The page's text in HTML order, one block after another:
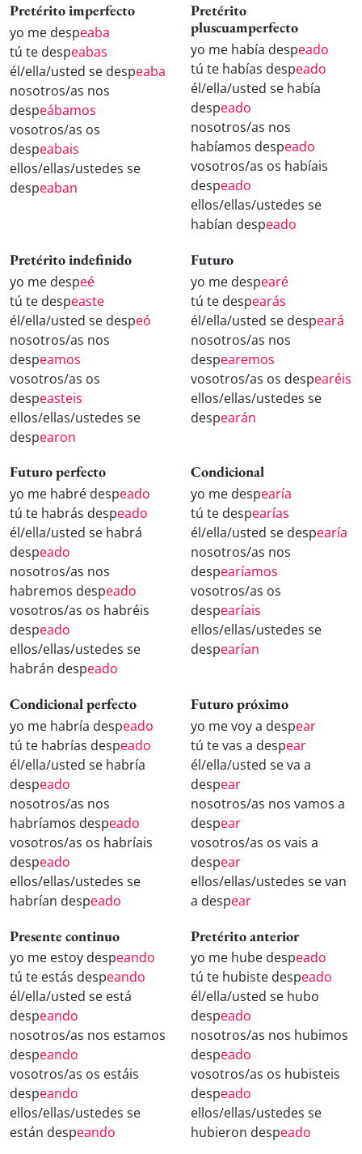
Pretérito imperfecto
yo me despeaba
tú te despeabas
él/ella/usted se despeaba
nosotros/as nos
despeábamos
vosotros/as os
despeabais
ellos/ellas/ustedes se
despeaban
Pretérito
pluscuamperfecto
yo me había despeado
tú te habías despeado
él/ella/usted se había
despeado
nosotros/as nos
habíamos despeado
vosotros/as os habíais
despeado
ellos/ellas/ustedes se
habían despeado
Pretérito indefinido
yo me despeé
tú te despeaste
él/ella/usted se despeó
nosotros/as nos
despeamos
vosotros/as os
despeasteis
ellos/ellas/ustedes se
despearon
Futuro
yo me despearé
tú te despearás
él/ella/usted se despeará
nosotros/as nos
despearemos
vosotros/as os despearéis
ellos/ellas/ustedes se
despearán
Futuro perfecto
yo me habré despeado
tú te habrás despeado
él/ella/usted se habrá
despeado
nosotros/as nos
habremos despeado
vosotros/as os habréis
despeado
ellos/ellas/ustedes se
habrán despeado
Condicional
yo me despearía
tú te despearías
él/ella/usted se despearía
nosotros/as nos
despearíamos
vosotros/as os
despearíais
ellos/ellas/ustedes se
despearían
Condicional perfecto
yo me habría despeado
tú te habrías despeado
él/ella/usted se habría
despeado
nosotros/as nos
habríamos despeado
vosotros/as os habríais
despeado
ellos/ellas/ustedes se
habrían despeado
Futuro próximo
yo me voy a despear
tú te vas a despear
él/ella/usted se va a
despear
nosotros/as nos vamos a
despear
vosotros/as os vais a
despear
ellos/ellas/ustedes se van
a despear
Presente continuo
yo me estoy despeando
tú te estás despeando
él/ella/usted se está
despeando
nosotros/as nos estamos
despeando
vosotros/as os estáis
despeando
ellos/ellas/ustedes se
están despeando
Pretérito anterior
yo me hube despeado
tú te hubiste despeado
él/ella/usted se hubo
despeado
nosotros/as nos hubimos
despeado
vosotros/as os hubisteis
despeado
ellos/ellas/ustedes se
hubieron despeado